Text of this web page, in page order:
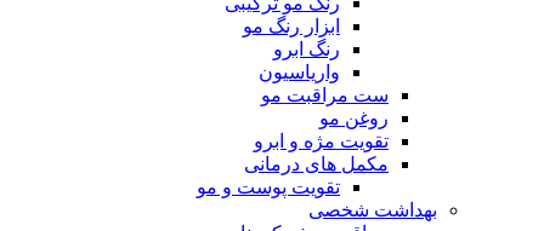
ابزار رنگ مو
رنگ ابرو
واریاسیون
ست مراقبت مو
روغن مو
تقویت مژه و ابرو
مکمل های درمانی
تقویت پوست و مو
بهداشت شخصی